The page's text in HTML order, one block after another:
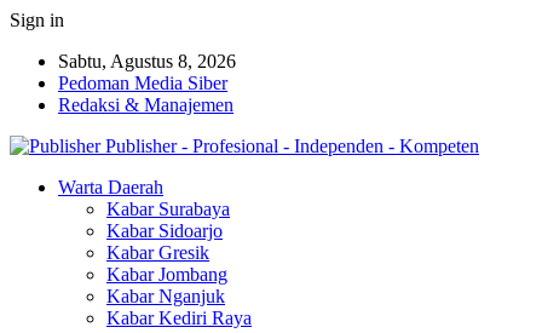
Sign in
Sabtu, Agustus 8, 2026
Pedoman Media Siber
Redaksi & Manajemen
Publisher - Profesional - Independen - Kompeten
Warta Daerah
Kabar Surabaya
Kabar Sidoarjo
Kabar Gresik
Kabar Jombang
Kabar Nganjuk
Kabar Kediri Raya